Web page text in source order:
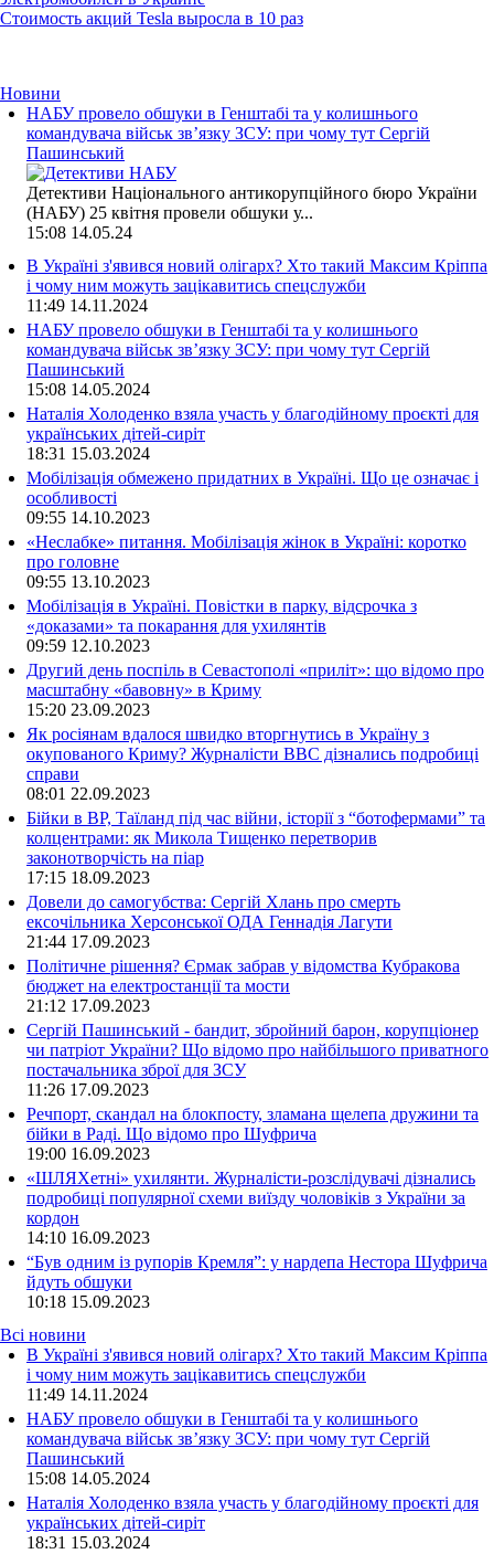
Стоимость акций Tesla выросла в 10 раз
Новини
НАБУ провело обшуки в Генштабі та у колишнього
командувача військ зв’язку ЗСУ: при чому тут Сергій
Пашинський
Детективи Національного антикорупційного бюро України
(НАБУ) 25 квітня провели обшуки у...
15:08 14.05.24
В Україні з'явився новий олігарх? Хто такий Максим Кріппа
і чому ним можуть зацікавитись спецслужби
11:49 14.11.2024
НАБУ провело обшуки в Генштабі та у колишнього
командувача військ зв’язку ЗСУ: при чому тут Сергій
Пашинський
15:08 14.05.2024
Наталія Холоденко взяла участь у благодійному проєкті для
українських дітей-сиріт
18:31 15.03.2024
Мобілізація обмежено придатних в Україні. Що це означає і
особливості
09:55 14.10.2023
«Неслабке» питання. Мобілізація жінок в Україні: коротко
про головне
09:55 13.10.2023
Мобілізація в Україні. Повістки в парку, відсрочка з
«доказами» та покарання для ухилянтів
09:59 12.10.2023
Другий день поспіль в Севастополі «приліт»: що відомо про
масштабну «бавовну» в Криму
15:20 23.09.2023
Як росіянам вдалося швидко вторгнутись в Україну з
окупованого Криму? Журналісти ВВС дізнались подробиці
справи
08:01 22.09.2023
Бійки в ВР, Таїланд під час війни, історії з “ботофермами” та
колцентрами: як Микола Тищенко перетворив
законотворчість на піар
17:15 18.09.2023
Довели до самогубства: Сергій Хлань про смерть
ексочільника Херсонської ОДА Геннадія Лагути
21:44 17.09.2023
Політичне рішення? Єрмак забрав у відомства Кубракова
бюджет на електростанції та мости
21:12 17.09.2023
Сергій Пашинський - бандит, збройний барон, корупціонер
чи патріот України? Що відомо про найбільшого приватного
постачальника зброї для ЗСУ
11:26 17.09.2023
Речпорт, скандал на блокпосту, зламана щелепа дружини та
бійки в Раді. Що відомо про Шуфрича
19:00 16.09.2023
«ШЛЯХетні» ухилянти. Журналісти-розслідувачі дізнались
подробиці популярної схеми виїзду чоловіків з України за
кордон
14:10 16.09.2023
“Був одним із рупорів Кремля”: у нардепа Нестора Шуфрича
йдуть обшуки
10:18 15.09.2023
Всі новини
В Україні з'явився новий олігарх? Хто такий Максим Кріппа
і чому ним можуть зацікавитись спецслужби
11:49 14.11.2024
НАБУ провело обшуки в Генштабі та у колишнього
командувача військ зв’язку ЗСУ: при чому тут Сергій
Пашинський
15:08 14.05.2024
Наталія Холоденко взяла участь у благодійному проєкті для
українських дітей-сиріт
18:31 15.03.2024